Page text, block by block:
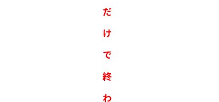
だ
け
で
終
わ